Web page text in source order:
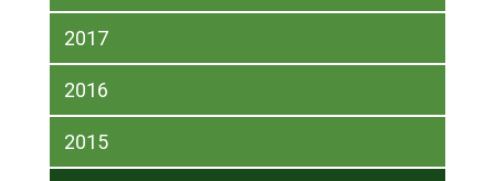
2017
2016
2015